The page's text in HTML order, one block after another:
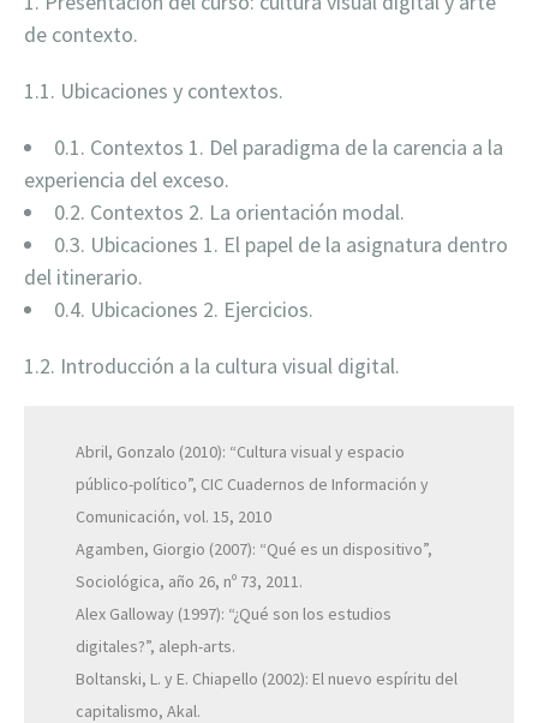
de contexto.
1.1. Ubicaciones y contextos.
0.1. Contextos 1. Del paradigma de la carencia a la
experiencia del exceso.
0.2. Contextos 2. La orientación modal.
0.3. Ubicaciones 1. El papel de la asignatura dentro
del itinerario.
0.4. Ubicaciones 2. Ejercicios.
1.2. Introducción a la cultura visual digital.
Abril, Gonzalo (2010): “Cultura visual y espacio
público-político”, CIC Cuadernos de Información y
Comunicación, vol. 15, 2010
Agamben, Giorgio (2007): “Qué es un dispositivo”,
Sociológica, año 26, nº 73, 2011.
Alex Galloway (1997): “¿Qué son los estudios
digitales?”, aleph-arts.
Boltanski, L. y E. Chiapello (2002): El nuevo espíritu del
capitalismo, Akal.